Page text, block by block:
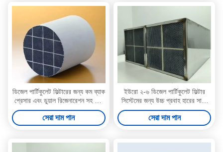
ডিজেল পার্টিকুলেট ফিল্টারের জন্য কম ব্যাক
প্রেসার এবং ডুয়াল রিজেনারেশন সহ উচ্চ
তাপমাত্রা প্রতিরোধ ক্ষমতা সম্পন্ন
অনুঘটক DPF
সেরা দাম পান
ইউরো ২-৬ ডিজেল পার্টিকুলেট ফিল্টার
সিস্টেমের জন্য উচ্চ প্রবাহ হারের সাথে
৩০০ সিপিএসআই ক্যাটালিস্ট ডিपीएफ
সেরা দাম পান